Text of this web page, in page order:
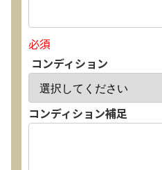
必須
コンディション
コンディション補足